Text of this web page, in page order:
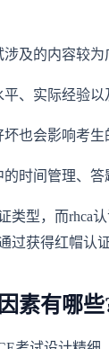
及的内容较
、实际经验
也会影响考
时间管理、
类型，而rhca
过获得红帽认
素有哪些